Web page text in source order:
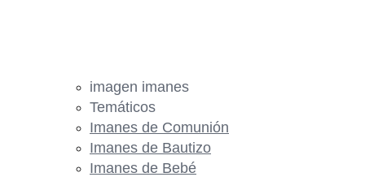
imagen imanes
Temáticos
Imanes de Comunión
Imanes de Bautizo
Imanes de Bebé